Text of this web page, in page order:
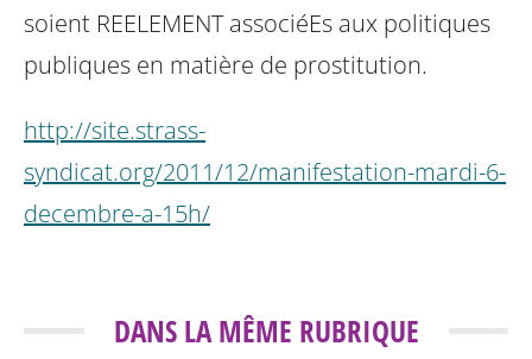
soient REELEMENT associéEs aux politiques
publiques en matière de prostitution.
http://site.strass-
syndicat.org/2011/12/manifestation-mardi-6-
decembre-a-15h/
DANS LA MÊME RUBRIQUE